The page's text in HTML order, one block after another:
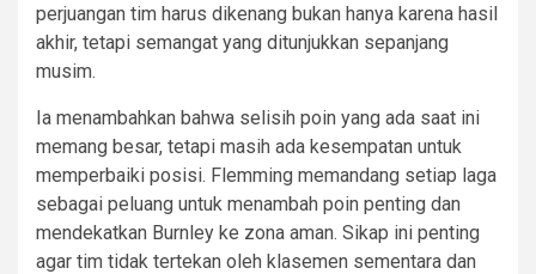
perjuangan tim harus dikenang bukan hanya karena hasil
akhir, tetapi semangat yang ditunjukkan sepanjang
musim.
Ia menambahkan bahwa selisih poin yang ada saat ini
memang besar, tetapi masih ada kesempatan untuk
memperbaiki posisi. Flemming memandang setiap laga
sebagai peluang untuk menambah poin penting dan
mendekatkan Burnley ke zona aman. Sikap ini penting
agar tim tidak tertekan oleh klasemen sementara dan